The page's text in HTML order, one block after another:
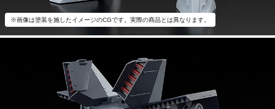
※画像は塗装を施したイメージのCGです。実際の商品とは異なります。